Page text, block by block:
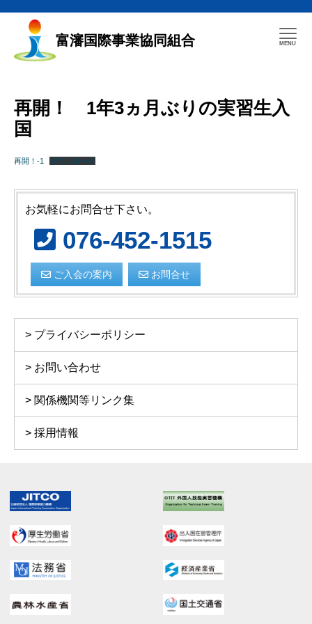
富瀋国際事業協同組合
再開！ 1年3ヵ月ぶりの実習生入
国
再開！-1 ダウンロード
お気軽にお問合せ下さい。
076-452-1515
ご入会の案内 お問合せ
プライバシーポリシー
お問い合わせ
関係機関等リンク集
採用情報